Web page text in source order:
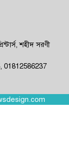
শহীদ সরণী
01812586237